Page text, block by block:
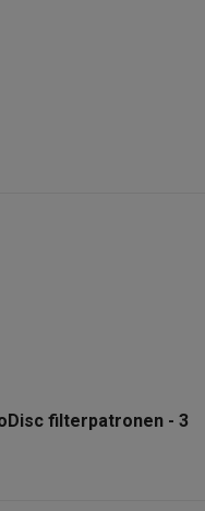
filterpatronen - 3